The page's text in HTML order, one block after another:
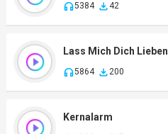
5384 42
Lass Mich Dich Lieben
5864 200
Kernalarm